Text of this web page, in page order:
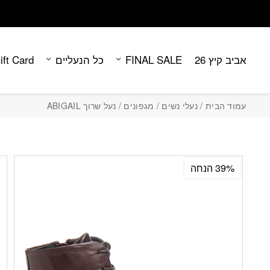
אביב קיץ 26 FINAL SALE כל הנעליים Card
עמוד הבית / נעלי נשים / מגפונים / נעל שרוך ABIGAIL
39% הנחה